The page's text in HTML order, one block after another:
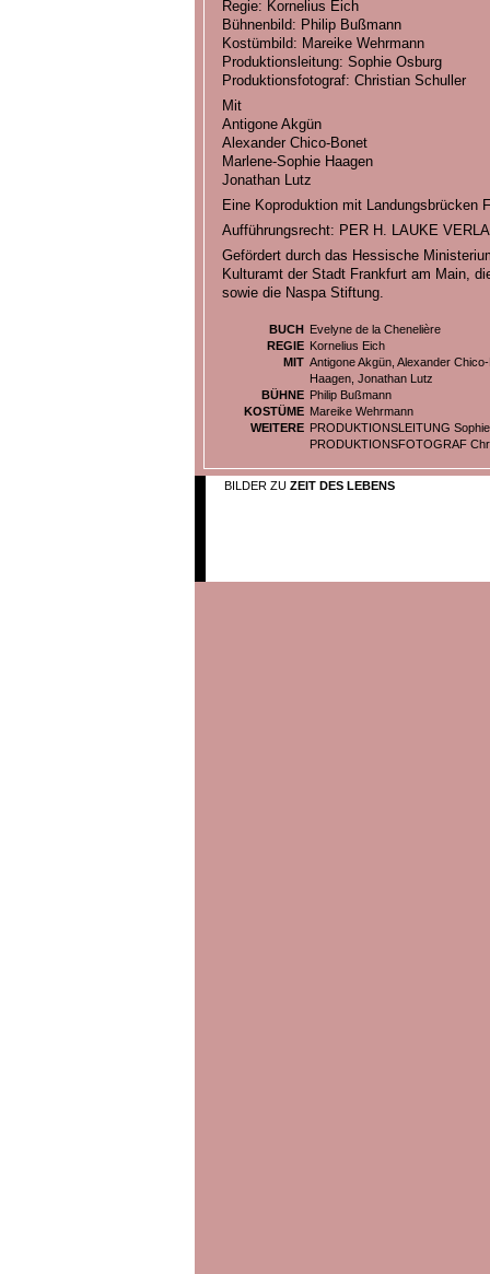
Regie: Kornelius Eich
Bühnenbild: Philip Bußmann
Kostümbild: Mareike Wehrmann
Produktionsleitung: Sophie Osburg
Produktionsfotograf: Christian Schuller
Mit
Antigone Akgün
Alexander Chico-Bonet
Marlene-Sophie Haagen
Jonathan Lutz
Eine Koproduktion mit Landungsbrücken
Aufführungsrecht: PER H. LAUKE
Gefördert durch das Hessische
Kulturamt der Stadt Frankfurt am Main,
sowie die Naspa Stiftung.
BUCH Evelyne de la Chenelière
REGIE Kornelius Eich
MIT Antigone Akgün, Alexander
Haagen, Jonathan Lutz
BÜHNE Philip Bußmann
KOSTÜME Mareike Wehrmann
WEITERE PRODUKTIONSLEITUNG
PRODUKTIONSFOTOGRAF
BILDER ZU ZEIT DES LEBENS